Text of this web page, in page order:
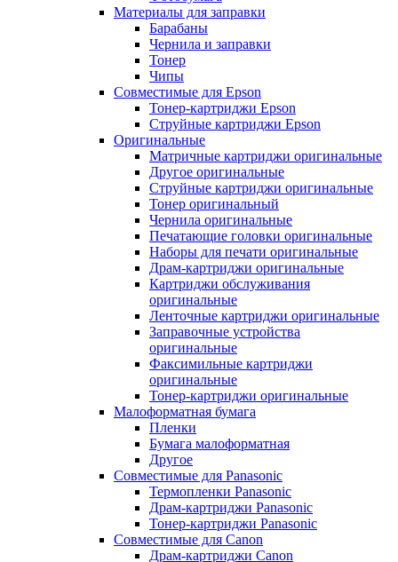
Материалы для заправки
Барабаны
Чернила и заправки
Тонер
Чипы
Совместимые для Epson
Тонер-картриджи Epson
Струйные картриджи Epson
Оригинальные
Матричные картриджи оригинальные
Другое оригинальные
Струйные картриджи оригинальные
Тонер оригинальный
Чернила оригинальные
Печатающие головки оригинальные
Наборы для печати оригинальные
Драм-картриджи оригинальные
Картриджи обслуживания
оригинальные
Ленточные картриджи оригинальные
Заправочные устройства
оригинальные
Факсимильные картриджи
оригинальные
Тонер-картриджи оригинальные
Малоформатная бумага
Пленки
Бумага малоформатная
Другое
Совместимые для Panasonic
Термопленки Panasonic
Драм-картриджи Panasonic
Тонер-картриджи Panasonic
Совместимые для Canon
Драм-картриджи Canon